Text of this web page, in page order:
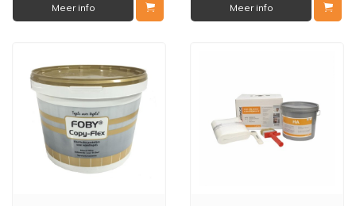
Meer info Meer info